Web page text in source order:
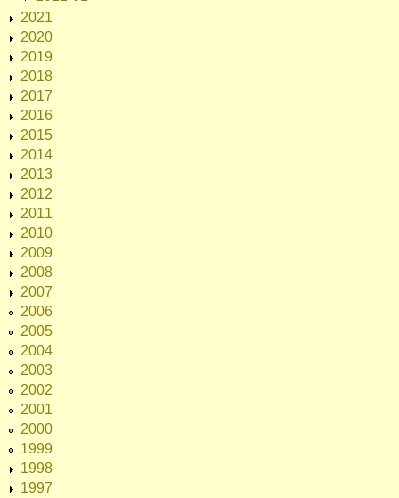
2021
2020
2019
2018
2017
2016
2015
2014
2013
2012
2011
2010
2009
2008
2007
2006
2005
2004
2003
2002
2001
2000
1999
1998
1997